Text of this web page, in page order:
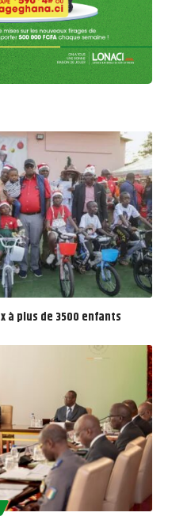
à plus de 3500 enfants